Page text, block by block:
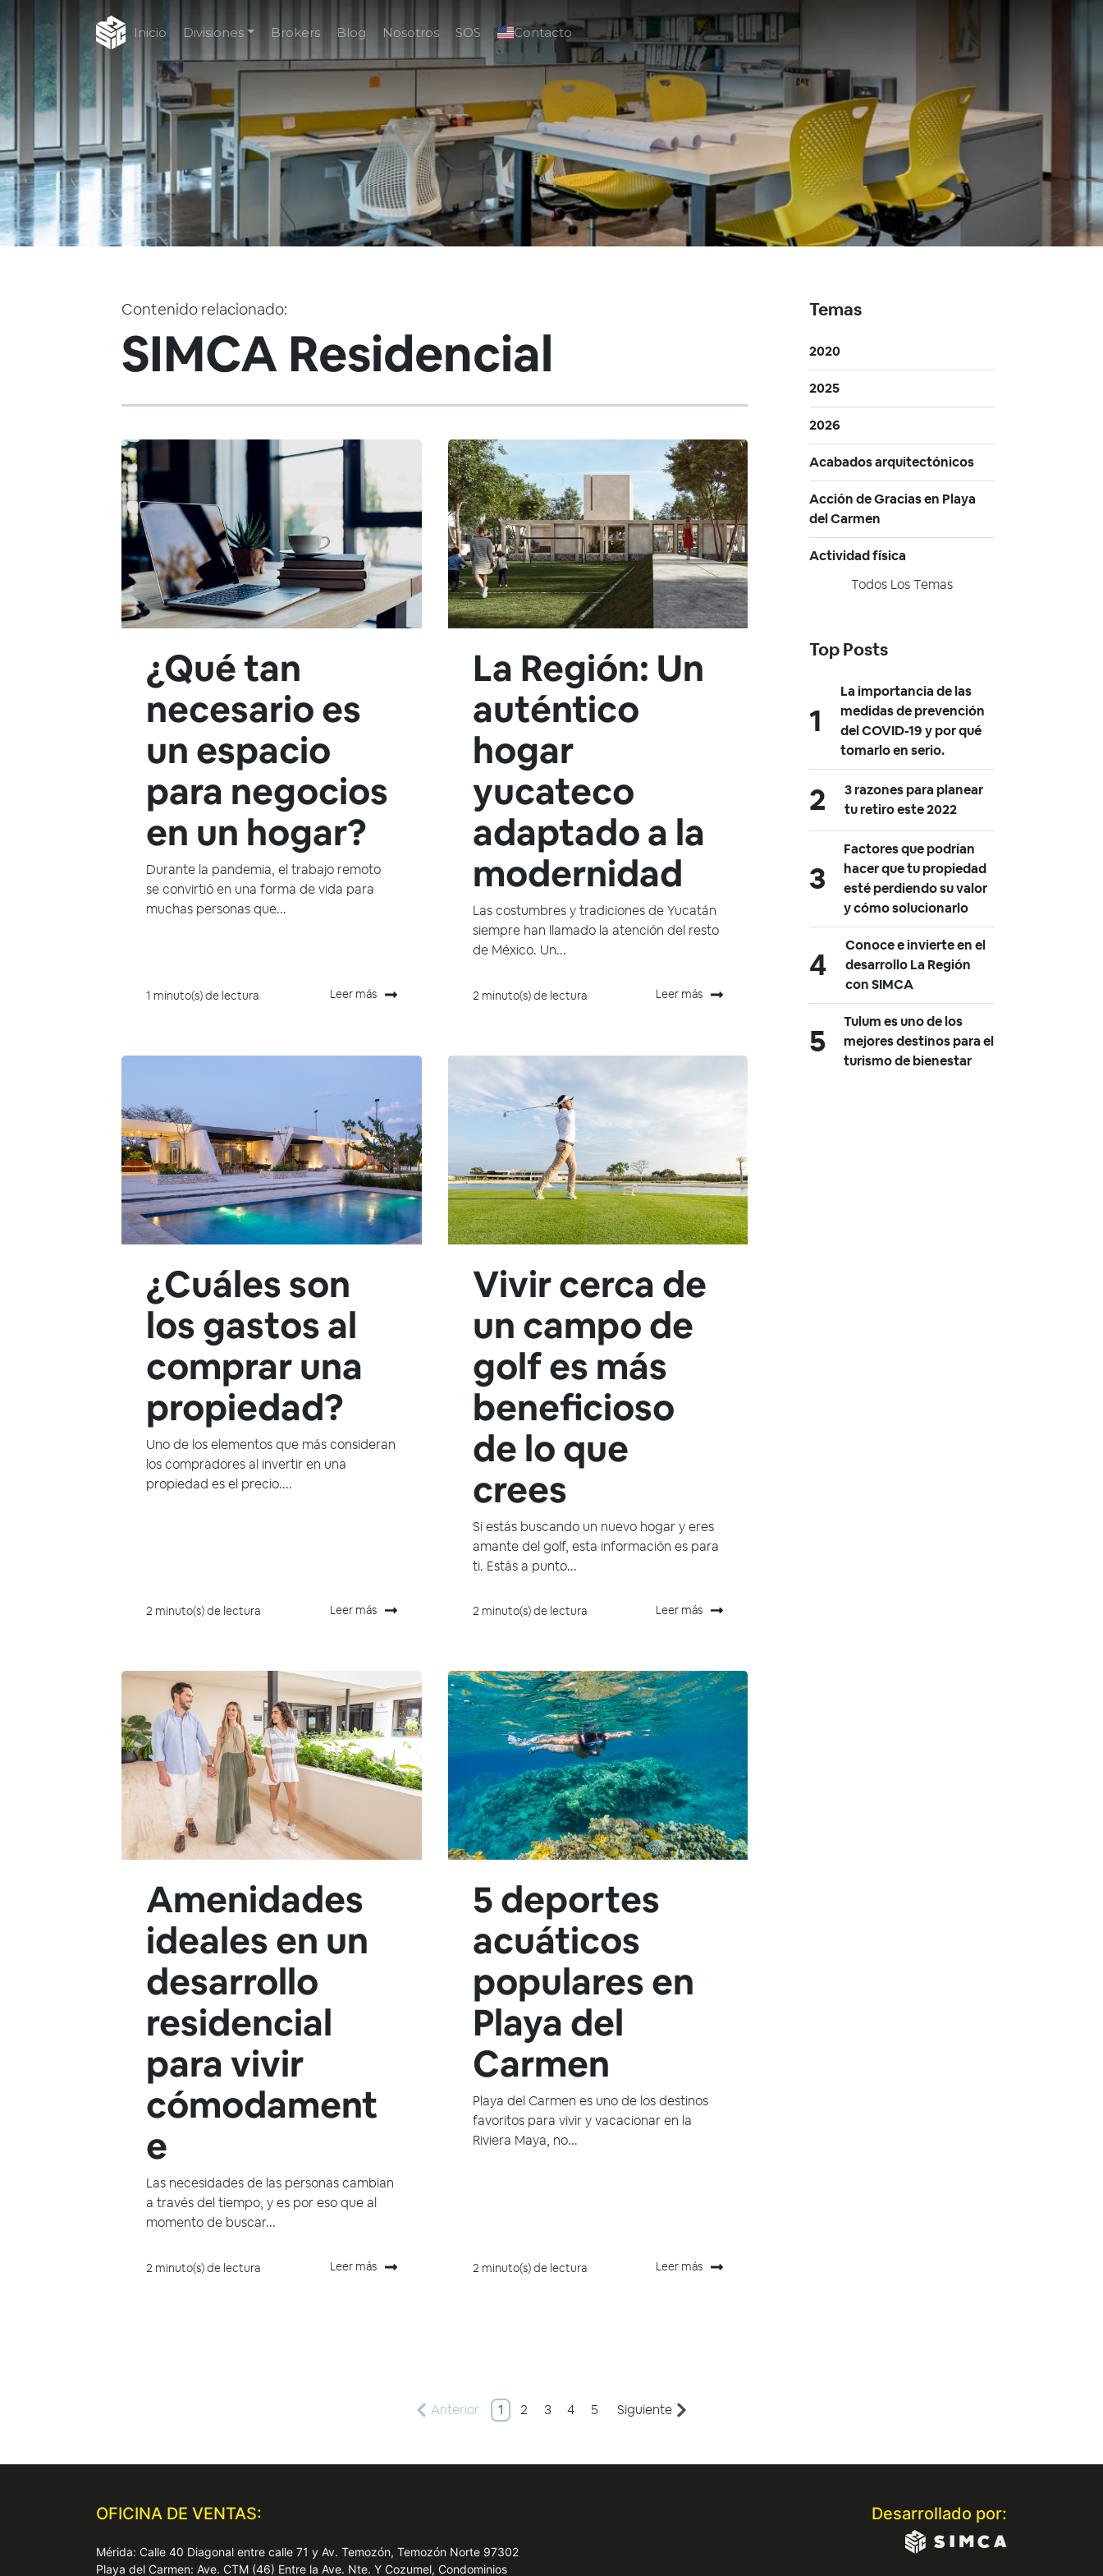
Inicio Divisiones Brokers Blog Nosotros SOS Contacto
Contenido relacionado:
SIMCA Residencial
¿Qué tan
necesario es
un espacio
para negocios
en un hogar?
Durante la pandemia, el trabajo remoto
se convirtió en una forma de vida para
muchas personas que...
1 minuto(s) de lectura Leer más
La Región: Un
auténtico
hogar
yucateco
adaptado a la
modernidad
Las costumbres y tradiciones de Yucatán
siempre han llamado la atención del resto
de México. Un...
2 minuto(s) de lectura Leer más
¿Cuáles son
los gastos al
comprar una
propiedad?
Uno de los elementos que más consideran
los compradores al invertir en una
propiedad es el precio....
2 minuto(s) de lectura Leer más
Vivir cerca de
un campo de
golf es más
beneficioso
de lo que
crees
Si estás buscando un nuevo hogar y eres
amante del golf, esta información es para
ti. Estás a punto...
2 minuto(s) de lectura Leer más
Amenidades
ideales en un
desarrollo
residencial
para vivir
cómodament
e
Las necesidades de las personas cambian
a través del tiempo, y es por eso que al
momento de buscar...
2 minuto(s) de lectura Leer más
5 deportes
acuáticos
populares en
Playa del
Carmen
Playa del Carmen es uno de los destinos
favoritos para vivir y vacacionar en la
Riviera Maya, no...
2 minuto(s) de lectura Leer más
Temas
2020
2025
2026
Acabados arquitectónicos
Acción de Gracias en Playa
del Carmen
Actividad física
Todos Los Temas
Top Posts
La importancia de las
medidas de prevención
del COVID-19 y por qué
tomarlo en serio.
3 razones para planear
tu retiro este 2022
Factores que podrían
hacer que tu propiedad
esté perdiendo su valor
y cómo solucionarlo
Conoce e invierte en el
desarrollo La Región
con SIMCA
Tulum es uno de los
mejores destinos para el
turismo de bienestar
Anterior 1 2 3 4 5 Siguiente
OFICINA DE VENTAS:
Mérida: Calle 40 Diagonal entre calle 71 y Av. Temozón, Temozón Norte 97302
Playa del Carmen: Ave. CTM (46) Entre la Ave. Nte. Y Cozumel, Condominios
Desarrollado por: